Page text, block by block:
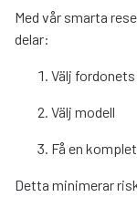
Med vår smarta
delar:
Välj
Välj modell
Få en
Detta minimerar